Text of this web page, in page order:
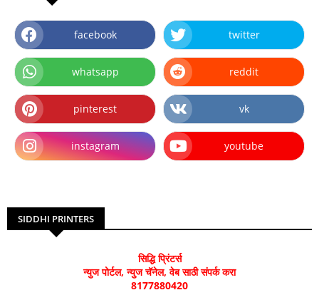
facebook twitter
whatsapp reddit
pinterest vk
instagram youtube
SIDDHI PRINTERS
सिद्धि प्रिंटर्स
न्युज पोर्टल, न्युज चॅनेल, वेब साठी संपर्क करा
8177880420